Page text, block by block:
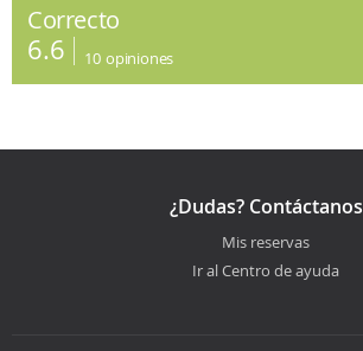
Correcto
6.6 10 opiniones
¿Dudas? Contáctanos
Mis reservas
Ir al Centro de ayuda